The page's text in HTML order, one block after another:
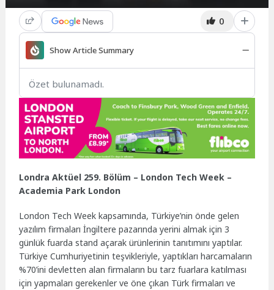
0
Show Article Summary
Özet bulunamadı.
Londra Aktüel 259. Bölüm – London Tech Week –
Academia Park London
London Tech Week kapsamında, Türkiye’nin önde gelen
yazılım firmaları İngiltere pazarında yerini almak için 3
günlük fuarda stand açarak ürünlerinin tanıtımını yaptılar.
Türkiye Cumhuriyetinin teşvikleriyle, yaptıkları harcamaların
%70’ini devletten alan firmaların bu tarz fuarlara katılması
için yapmaları gerekenler ve öne çıkan Türk firmaları ve